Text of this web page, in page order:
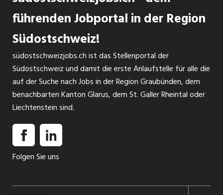
führenden Jobportal in der Region
Südostschweiz!
südostschweizjobs.ch ist das Stellenportal der
Südostschweiz und damit die erste Anlaufstelle für alle die
auf der Suche nach Jobs in der Region Graubünden, dem
benachbarten Kanton Glarus, dem St. Galler Rheintal oder
Liechtenstein sind.
Folgen Sie uns